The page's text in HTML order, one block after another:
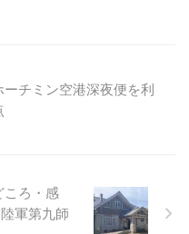
ーチミン空港深夜便を利
ころ・感
軍第九師